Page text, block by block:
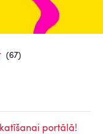
(67)
portālā!